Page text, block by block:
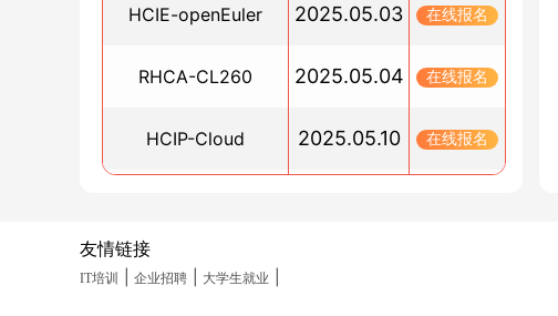
HCIP证书对于刚毕业的学生有什么帮助吗？
华为三个等级有什么区别，分别有什么作用？
CISP证书还有必要考吗？是不是烂大街了？
2024/09/20
广东Linux认证培训班介绍_博睿谷培训
HCIE-openEuler 2025.05.03 在线报名
RHCA-CL260 2025.05.04 在线报名
HCIP-Cloud 2025.05.10 在线报名
HCIA-Datacom(晚班)
友情链接
IT培训 企业招聘 大学生就业